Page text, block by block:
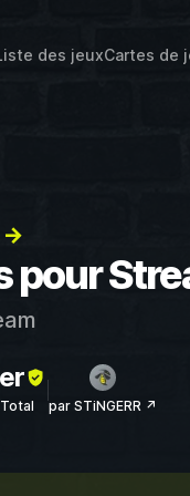
des jeuxCartes de
→
pour
par STiNGERR ↗